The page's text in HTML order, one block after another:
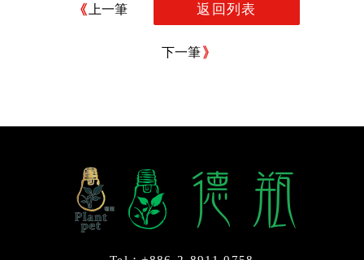
上一筆 返回列表
下一筆